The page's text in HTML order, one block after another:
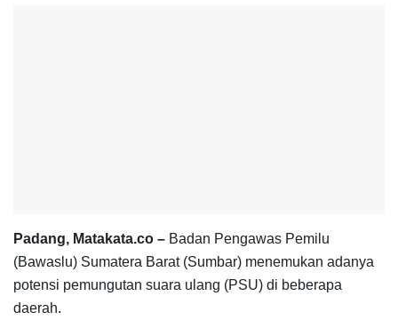
Padang, Matakata.co – Badan Pengawas Pemilu
(Bawaslu) Sumatera Barat (Sumbar) menemukan adanya
potensi pemungutan suara ulang (PSU) di beberapa
daerah.